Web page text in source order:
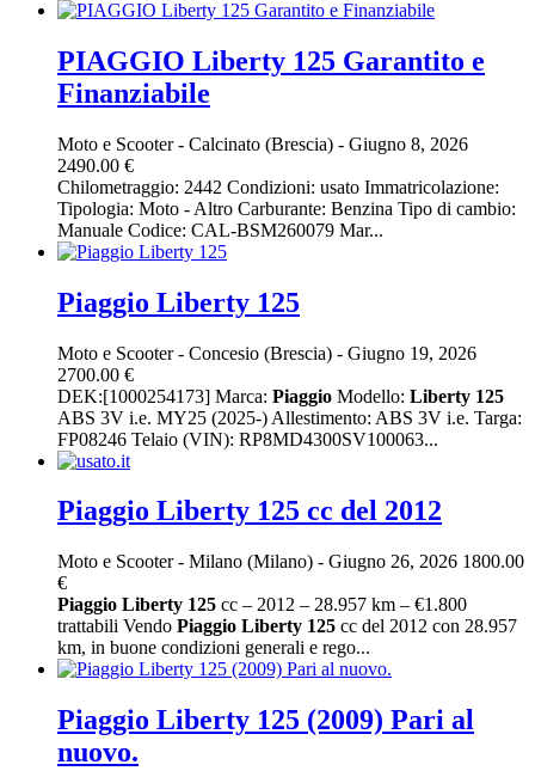
PIAGGIO Liberty 125 Garantito e
Finanziabile
Moto e Scooter- Calcinato (Brescia) - Giugno 8, 2026
2490.00 €
Chilometraggio: 2442 Condizioni: usato Immatricolazione:
Tipologia: Moto - Altro Carburante: Benzina Tipo di cambio:
Manuale Codice: CAL-BSM260079 Mar...
Piaggio Liberty 125
Moto e Scooter- Concesio (Brescia) - Giugno 19, 2026
2700.00 €
DEK:[1000254173] Marca: Piaggio Modello: Liberty 125
ABS 3V i.e. MY25 (2025-) Allestimento: ABS 3V i.e. Targa:
FP08246 Telaio (VIN): RP8MD4300SV100063...
Piaggio Liberty 125 cc del 2012
Moto e Scooter- Milano (Milano) - Giugno 26, 2026 1800.00
€
Piaggio Liberty 125 cc – 2012 – 28.957 km – €1.800
trattabili Vendo Piaggio Liberty 125 cc del 2012 con 28.957
km, in buone condizioni generali e rego...
Piaggio Liberty 125 (2009) Pari al
nuovo.